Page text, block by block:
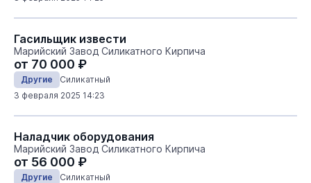
Гасильщик извести
Марийский Завод Силикатного Кирпича
от 70 000 ₽
Другие
Силикатный
3 февраля 2025 14:23
Наладчик оборудования
Марийский Завод Силикатного Кирпича
от 56 000 ₽
Другие
Силикатный